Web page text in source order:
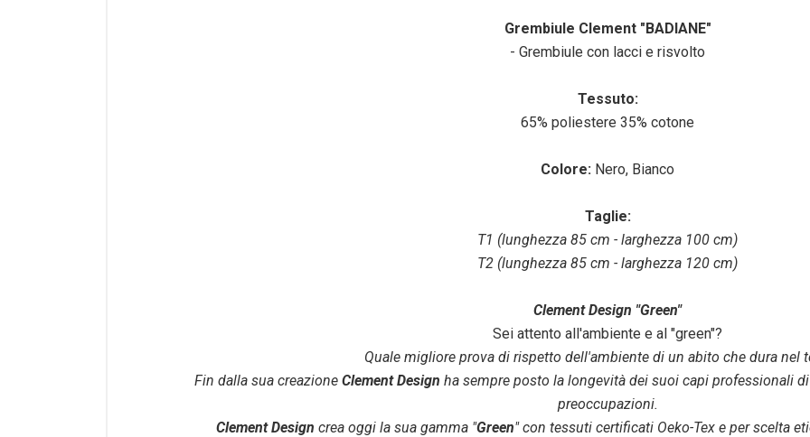
Grembiule Clement "BADIANE"
- Grembiule con lacci e risvolto
Tessuto:
65% poliestere 35% cotone
Colore: Nero, Bianco
Taglie:
T1 (lunghezza 85 cm - larghezza 100 cm)
T2 (lunghezza 85 cm - larghezza 120 cm)
Clement Design "Green"
Sei attento all'ambiente e al "green"?
Quale migliore prova di rispetto dell'ambiente di un abito che dura nel
Fin dalla sua creazione Clement Design ha sempre posto la longevità dei suoi capi professionali
preoccupazioni.
Clement Design crea oggi la sua gamma "Green" con tessuti certificati Oeko-Tex e per scelta